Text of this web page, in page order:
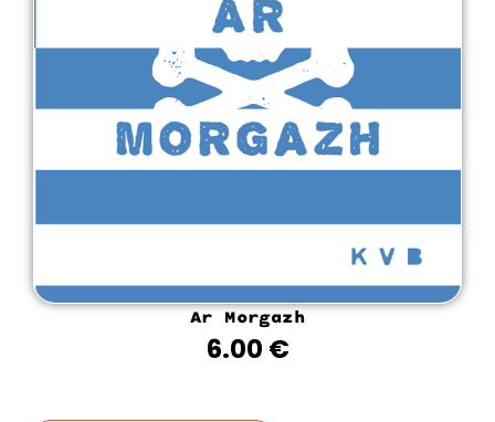
Ar Morgazh
6.00 €